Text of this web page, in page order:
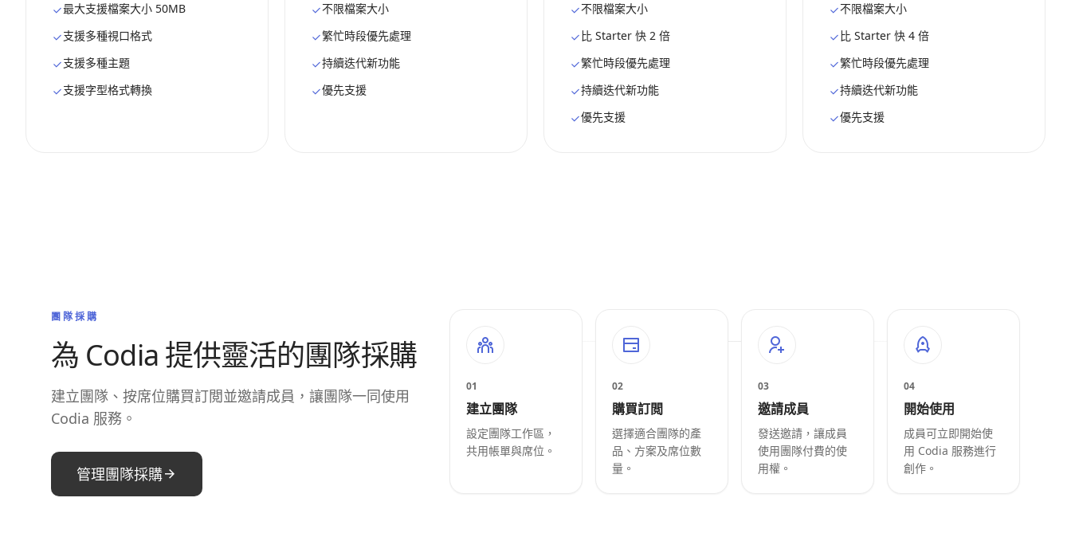
最大支援檔案大小 50MB
支援多種視口格式
支援多種主題
支援字型格式轉換
不限檔案大小
繁忙時段優先處理
持續迭代新功能
優先支援
不限檔案大小
比 Starter 快 2 倍
繁忙時段優先處理
持續迭代新功能
優先支援
不限檔案大小
比 Starter 快 4 倍
繁忙時段優先處理
持續迭代新功能
優先支援
團隊採購
為 Codia 提供靈活的團隊採購
建立團隊、按席位購買訂閲並邀請成員，讓團隊一同使用
Codia 服務。
管理團隊採購
01
建立團隊
設定團隊工作區，
共用帳單與席位。
02
購買訂閲
選擇適合團隊的產
品、方案及席位數
量。
03
邀請成員
發送邀請，讓成員
使用團隊付費的使
用權。
04
開始使用
成員可立即開始使
用 Codia 服務進行
創作。